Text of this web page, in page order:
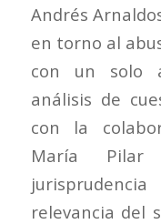
Andrés
en torno al
con un solo
análisis de
con la
María Pilar
relevancia del